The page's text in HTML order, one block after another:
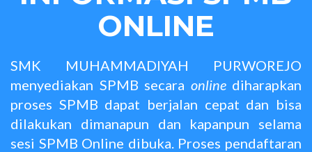
ONLINE
SMK MUHAMMADIYAH PURWOREJO
menyediakan SPMB secara onlinediharapkan
proses SPMB dapat berjalan cepat dan bisa
dilakukan dimanapun dan kapanpun selama
sesi SPMB Online dibuka. Proses pendaftaran